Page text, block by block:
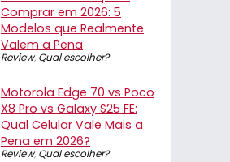
Comprar em 2026: 5
Modelos que Realmente
Valem a Pena
Review, Qual escolher?
Motorola Edge 70 vs Poco
X8 Pro vs Galaxy S25 FE:
Qual Celular Vale Mais a
Pena em 2026?
Review, Qual escolher?